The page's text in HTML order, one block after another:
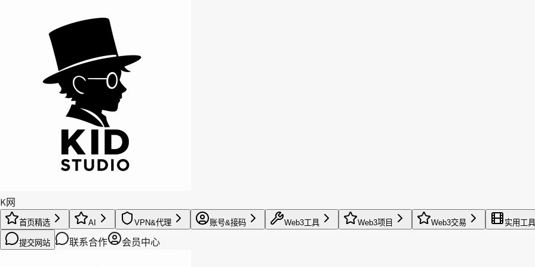
K网
首页精选 AI VPN&代理 账号&接码 Web3工具 Web3项目 Web3交易 实用工具
提交网站 联系合作 会员中心